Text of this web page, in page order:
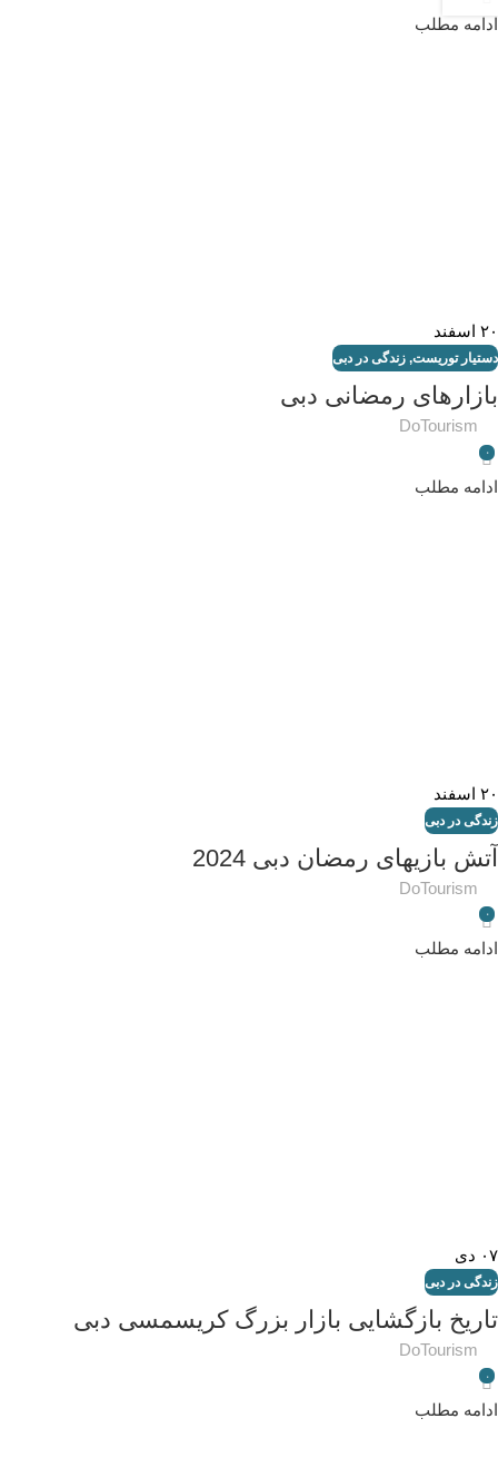
ادامه مطلب
۲۰ اسفند
دستیار توریست, زندگی در دبی
بازارهای رمضانی دبی
DoTourism
۰
ادامه مطلب
۲۰ اسفند
زندگی در دبی
آتش بازیهای رمضان دبی 2024
DoTourism
۰
ادامه مطلب
۰۷ دی
زندگی در دبی
تاریخ بازگشایی بازار بزرگ کریسمسی دبی
DoTourism
۰
ادامه مطلب